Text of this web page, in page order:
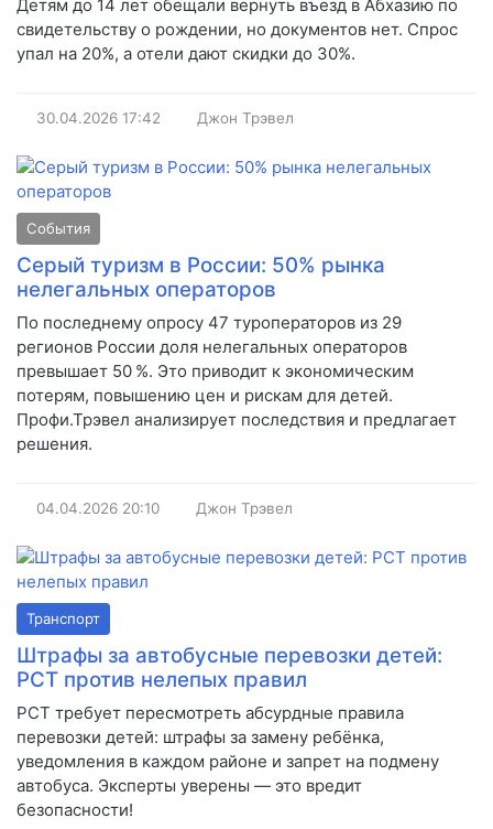
Детям до 14 лет обещали вернуть въезд в Абхазию по
свидетельству о рождении, но документов нет. Спрос
упал на 20%, а отели дают скидки до 30%.
30.04.2026 17:42 Джон Трэвел
События
Серый туризм в России: 50% рынка
нелегальных операторов
По последнему опросу 47 туроператоров из 29
регионов России доля нелегальных операторов
превышает 50 %. Это приводит к экономическим
потерям, повышению цен и рискам для детей.
Профи.Трэвел анализирует последствия и предлагает
решения.
04.04.2026 20:10 Джон Трэвел
Транспорт
Штрафы за автобусные перевозки детей:
РСТ против нелепых правил
РСТ требует пересмотреть абсурдные правила
перевозки детей: штрафы за замену ребёнка,
уведомления в каждом районе и запрет на подмену
автобуса. Эксперты уверены — это вредит
безопасности!